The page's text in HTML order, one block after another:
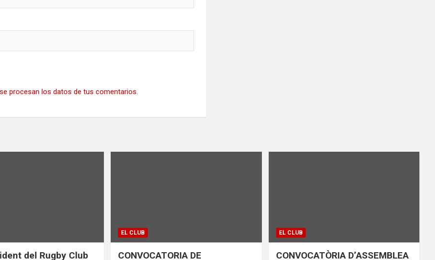
procesan los datos de tus comentarios.
del Rugby Club
EL CLUB
CONVOCATORIA DE
EL CLUB
CONVOCATÒRIA D’ASSEMBLEA